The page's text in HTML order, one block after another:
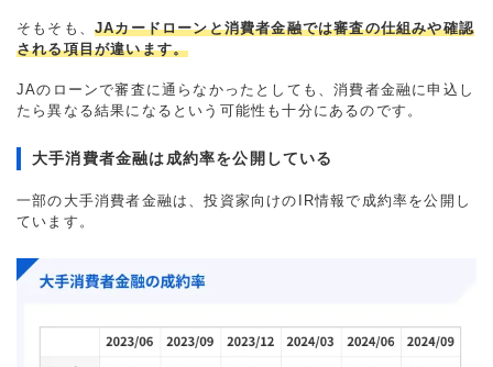
そもそも、 JAカードローンと消費者金融では審査の仕組みや確認
される項目が違います。
JAのローンで審査に通らなかったとしても、消費者金融に申込し
たら異なる結果になるという可能性も十分にあるのです。
大手消費者金融は成約率を公開している
一部の大手消費者金融は、投資家向けのIR情報で成約率を公開し
ています。